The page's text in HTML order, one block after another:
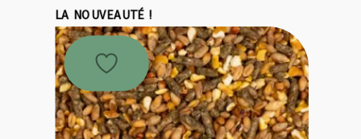
19,95 €.
17,96 €.
LA NOUVEAUTÉ !